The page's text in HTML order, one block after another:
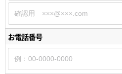
お電話番号